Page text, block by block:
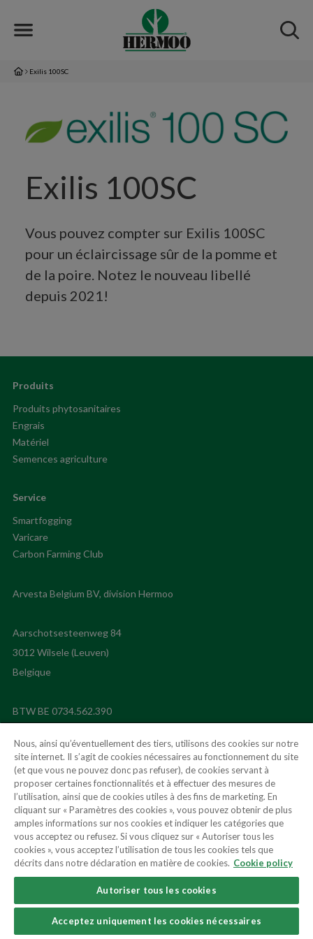
Exilis 100SC
Exilis 100SC
Vous pouvez compter sur Exilis 100SC
pour un éclaircissage sûr de la pomme et
de la poire. Notez le nouveau libellé
depuis 2021!
Produits
Produits phytosanitaires
Engrais
Matériel
Semences agriculture
Service
Smartfogging
Varicare
Carbon Farming Club
Aarschotsesteenweg 84
3012 Wilsele (Leuven)
hermoo@hermoo.be
Suivez-nous
Nous, ainsi qu’éventuellement des tiers, utilisons des cookies sur notre
site internet. Il s’agit de cookies nécessaires au fonctionnement du site
(et que vous ne pouvez donc pas refuser), de cookies servant à
proposer certaines fonctionnalités et à effectuer des mesures de
l’utilisation, ainsi que de cookies utiles à des fins de marketing. En
cliquant sur « Paramètres des cookies », vous pouvez obtenir de plus
amples informations sur nos cookies et indiquer les catégories que
vous acceptez ou refusez. Si vous cliquez sur « Autoriser tous les
cookies », vous acceptez l’utilisation de tous les cookies tels que
décrits dans notre déclaration en matière de cookies. Cookie policy
Autoriser tous les cookies
Acceptez uniquement les cookies nécessaires